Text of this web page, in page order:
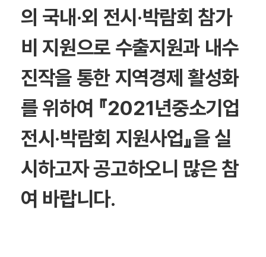
의 국내·외 전시·박람회 참가
비 지원으로 수출지원과 내수
진작을 통한 지역경제 활성화
를 위하여 『2021년중소기업
전시·박람회 지원사업』을 실
시하고자 공고하오니 많은 참
여 바랍니다.